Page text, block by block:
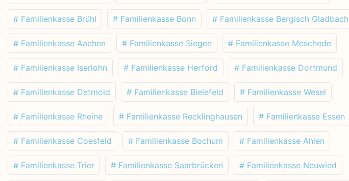
# Familienkasse Brühl # Familienkasse Bonn # Familienkasse Bergisch Gladbach
# Familienkasse Aachen # Familienkasse Siegen # Familienkasse Meschede
# Familienkasse Iserlohn # Familienkasse Herford # Familienkasse Dortmund
# Familienkasse Detmold # Familienkasse Bielefeld # Familienkasse Wesel
# Familienkasse Rheine # Familienkasse Recklinghausen # Familienkasse Essen
# Familienkasse Coesfeld # Familienkasse Bochum # Familienkasse Ahlen
# Familienkasse Trier # Familienkasse Saarbrücken # Familienkasse Neuwied